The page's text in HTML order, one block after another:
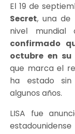
El 19 de
Secret, una de
nivel mundial
confirmado
octubre en su
que marca el
ha estado
algunos años.
LISA fue